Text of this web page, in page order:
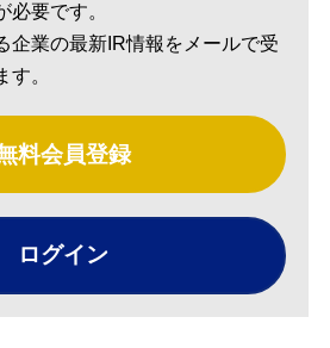
必要です。
企業の最新IR情報をメールで受
す。
料会員登録
ログイン